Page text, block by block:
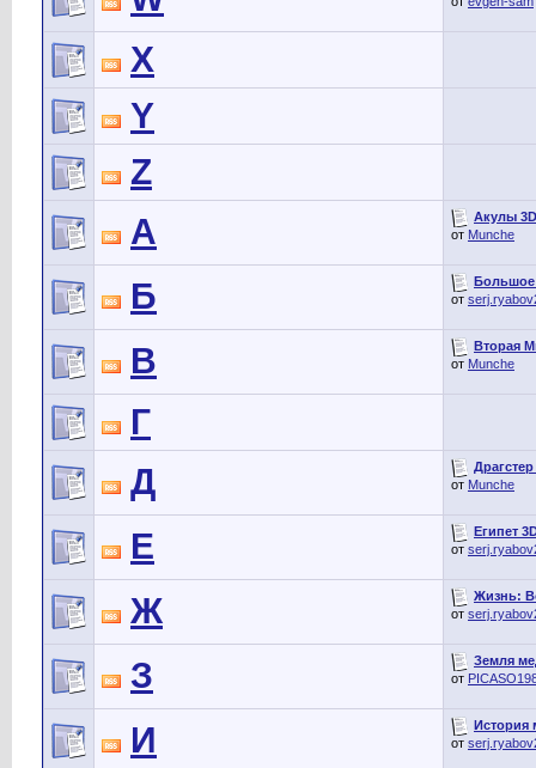
X
Y
Z
А
Акулы
от Munche
Б
Большое
от
В
Вторая
от Munche
Г
Д
от Munche
Е
Египет
от
Ж
Жизнь:
от
З
Земля
от
И
История
от